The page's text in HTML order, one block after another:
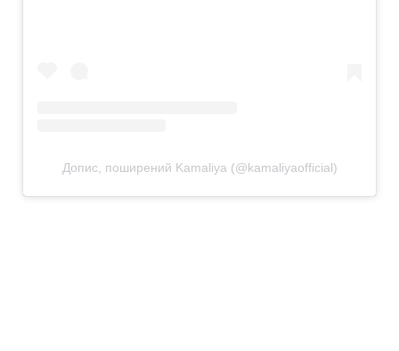
Допис, поширений Kamaliya (@kamaliyaofficial)